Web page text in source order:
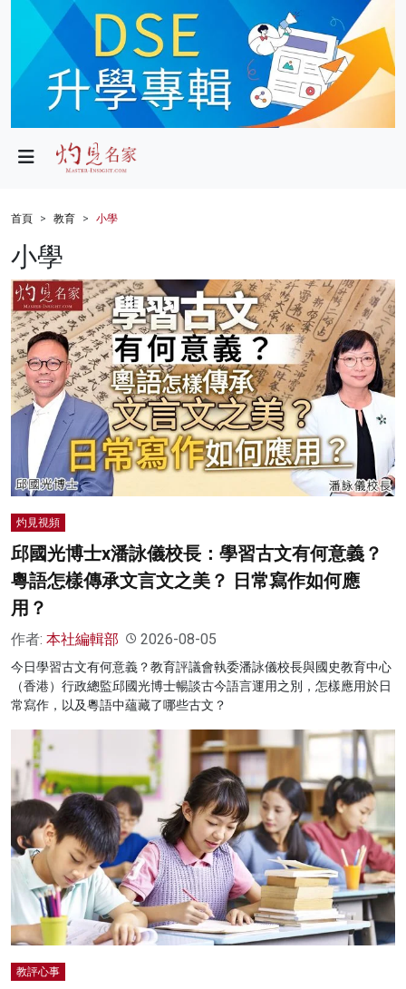
政局
財經
生活
健康
商業
科技
影片
名家榜
灼見活動
首頁 教育 小學
小學
灼見視頻
邱國光博士x潘詠儀校長：學習古文有何意義？
粵語怎樣傳承文言文之美？ 日常寫作如何應
用？
作者: 本社編輯部 2026-08-05
今日學習古文有何意義？教育評議會執委潘詠儀校長與國史教育中心
（香港）行政總監邱國光博士暢談古今語言運用之別，怎樣應用於日
常寫作，以及粵語中蘊藏了哪些古文？
教評心事